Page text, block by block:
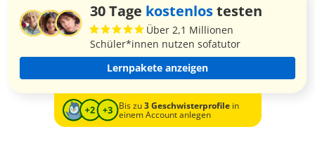
30 Tage kostenlostesten
Über 2,1 Millionen
Schüler*innen nutzen sofatutor
Lernpakete anzeigen
Bis zu3 Geschwisterprofilein
einem Account anlegen